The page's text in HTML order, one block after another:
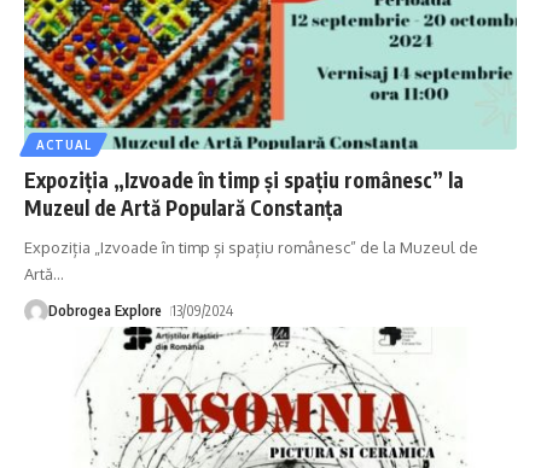
ACTUAL
Expoziția „Izvoade în timp și spațiu românesc” la
Muzeul de Artă Populară Constanța
Expoziția „Izvoade în timp și spațiu românesc” de la Muzeul de
Artă…
Dobrogea Explore 13/09/2024